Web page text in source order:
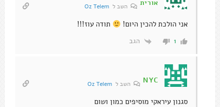
אורית השב לOz Telem
אני הולכת להכין היום! תודה עוז!!!
1 הגב
NYC השב לOz Telem
סגנון עיראקי מוסיפים כמון ושום